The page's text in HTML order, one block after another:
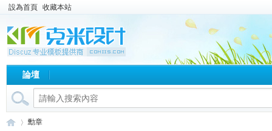
設為首頁 收藏本站
論壇
勳章